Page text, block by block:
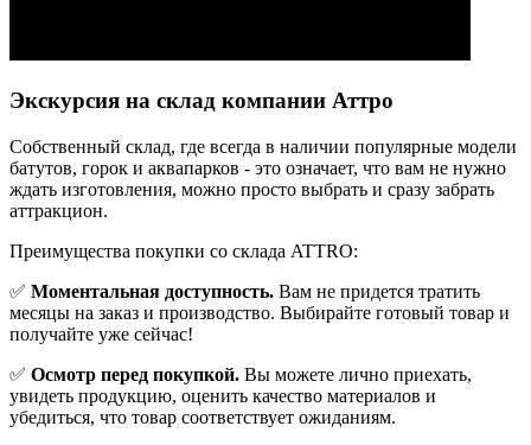
Экскурсия на склад компании Аттро
Cобственный склад, где всегда в наличии популярные модели
батутов, горок и аквапарков - это означает, что вам не нужно
ждать изготовления, можно просто выбрать и сразу забрать
аттракцион.
Преимущества покупки со склада ATTRO:
✅ Моментальная доступность. Вам не придется тратить
месяцы на заказ и производство. Выбирайте готовый товар и
получайте уже сейчас!
✅ Осмотр перед покупкой. Вы можете лично приехать,
увидеть продукцию, оценить качество материалов и
убедиться, что товар соответствует ожиданиям.